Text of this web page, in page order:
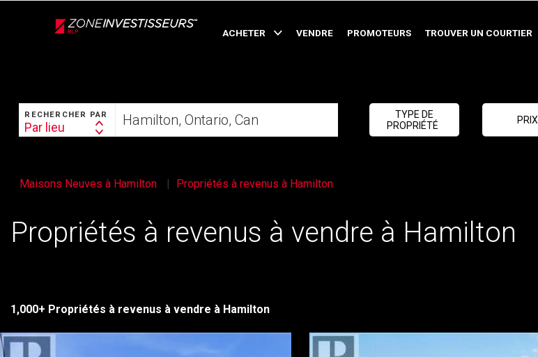
ACHETER VENDRE PROMOTEURS TROUVER UN COURTIER
RECHERCHER
RECHERCHER PAR
Search
By
Par lieu
votre
foyer
TYPE DE
PROPRIÉTÉ
PRIX
Maisons Neuves à Hamilton Propriétés à revenus à Hamilton
Propriétés à revenus à vendre à Hamilton
1,000+ Propriétés à revenus à vendre à Hamilton